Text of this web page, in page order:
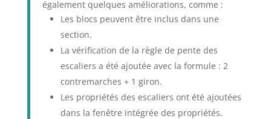
également quelques améliorations, comme :
Les blocs peuvent être inclus dans une
section.
La vérification de la règle de pente des
escaliers a été ajoutée avec la formule : 2
contremarches + 1 giron.
Les propriétés des escaliers ont été ajoutées
dans la fenêtre intégrée des propriétés.